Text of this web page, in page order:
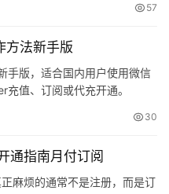
57
方法新手版
手版，适合国内用户使用微信
值、订阅或代充开通。
30
通指南月付订阅
麻烦的通常不是注册，而是订